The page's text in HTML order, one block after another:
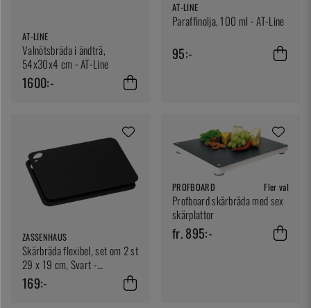
AT-LINE
Valnötsbräda i ändträ,
54x30x4 cm - AT-Line
1600:-
AT-LINE
Paraffinolja, 100 ml - AT-Line
95:-
ZASSENHAUS
Skärbräda flexibel, set om 2 st
29 x 19 cm, Svart -
Zassenhaus
169:-
PROFBOARD Fler val
Profboard skärbräda med sex
skärplattor
fr. 895:-